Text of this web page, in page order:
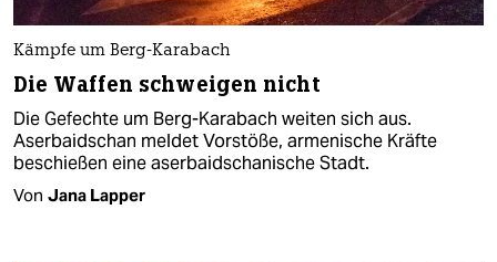
Kämpfe um Berg-Karabach
Die Waffen schweigen nicht
Die Gefechte um Berg-Karabach weiten sich aus.
Aserbaidschan meldet Vorstöße, armenische Kräfte
beschießen eine aserbaidschanische Stadt.
Von Jana Lapper